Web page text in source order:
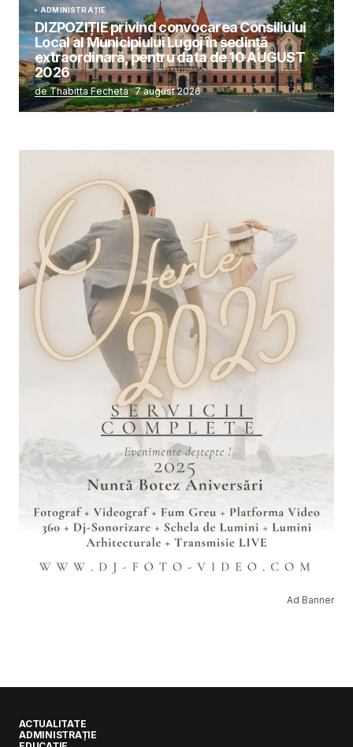
ADMINISTRAȚIE
DIZPOZIȚIE privind convocarea Consiliului
Local al Municipiului Lugoj în şedinţă
extraordinară, pentru data de 10 AUGUST
2026
de Thabitta Fecheta 7 august 2026
Ad Banner
ACTUALITATE
ADMINISTRAȚIE